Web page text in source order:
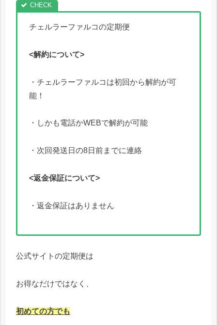
チェルラーファルコの定期便
<解約について>
・チェルラーファルコは初回から解約が可
能！
・しかも電話かWEBで解約が可能
・次回発送日の8日前までに連絡
<返金保証について>
・返金保証はありません
公式サイトの定期便は
お得なだけではなく、
初めての方でも